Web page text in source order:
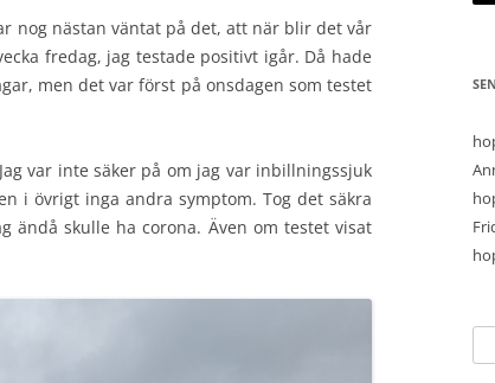
nog nästan väntat på det, att när blir det vår
fredag, jag testade positivt igår. Då hade
men det var först på onsdagen som testet
var inte säker på om jag var inbillningssjuk
i övrigt inga andra symptom. Tog det säkra
ändå skulle ha corona. Även om testet visat